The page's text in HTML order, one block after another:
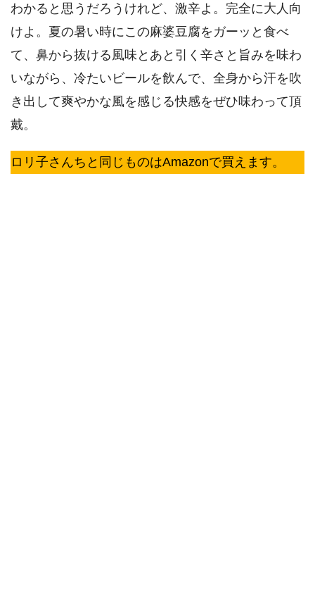
わかると思うだろうけれど、激辛よ。完全に大人向
けよ。夏の暑い時にこの麻婆豆腐をガーッと食べ
て、鼻から抜ける風味とあと引く辛さと旨みを味わ
いながら、冷たいビールを飲んで、全身から汗を吹
き出して爽やかな風を感じる快感をぜひ味わって頂
戴。
ロリ子さんちと同じものはAmazonで買えます。